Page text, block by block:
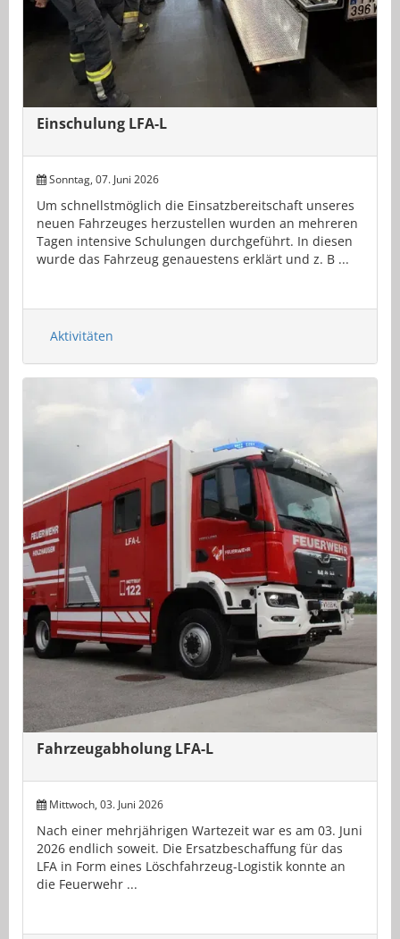
Einschulung LFA-L
Sonntag, 07. Juni 2026
Um schnellstmöglich die Einsatzbereitschaft unseres
neuen Fahrzeuges herzustellen wurden an mehreren
Tagen intensive Schulungen durchgeführt. In diesen
wurde das Fahrzeug genauestens erklärt und z. B ...
Aktivitäten
Fahrzeugabholung LFA-L
Mittwoch, 03. Juni 2026
Nach einer mehrjährigen Wartezeit war es am 03. Juni
2026 endlich soweit. Die Ersatzbeschaffung für das
LFA in Form eines Löschfahrzeug-Logistik konnte an
die Feuerwehr ...